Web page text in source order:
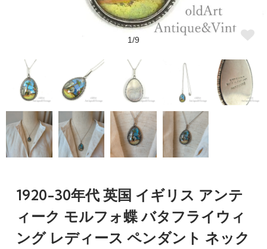
1/9
1920-30年代 英国 イギリス アンテ
ィーク モルフォ蝶 バタフライウィ
ング レディース ペンダント ネック